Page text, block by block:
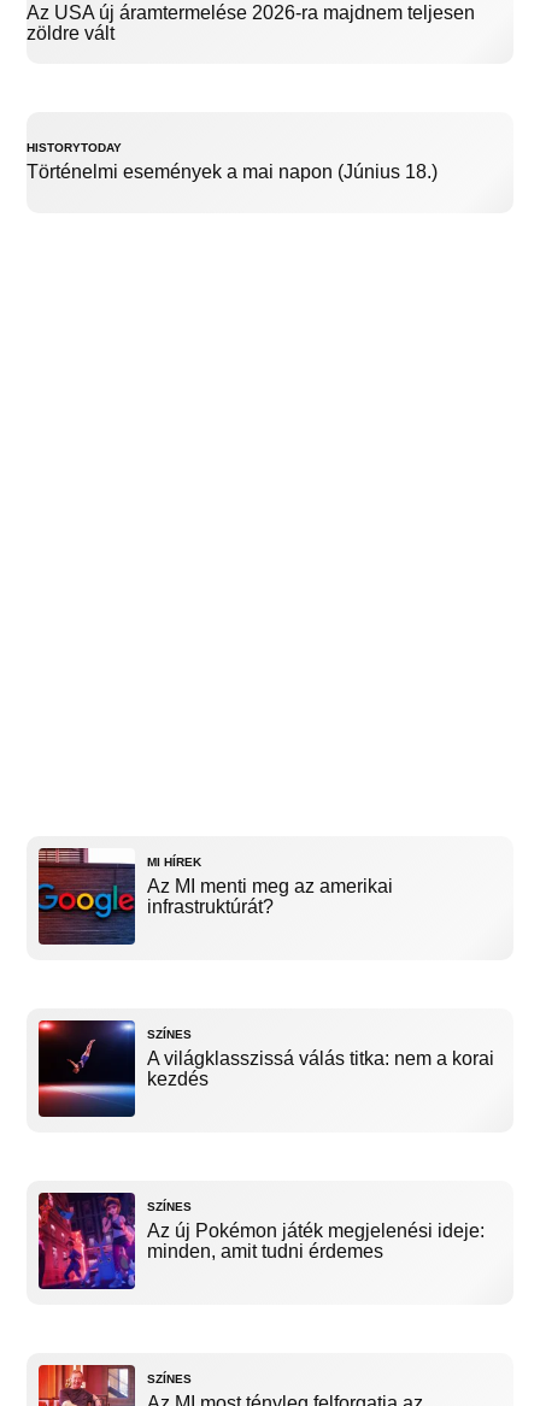
Az USA új áramtermelése 2026-ra majdnem teljesen
zöldre vált
HISTORYTODAY
Történelmi események a mai napon (Június 18.)
MI HÍREK
Az MI menti meg az amerikai
infrastruktúrát?
SZÍNES
A világklasszissá válás titka: nem a korai
kezdés
SZÍNES
Az új Pokémon játék megjelenési ideje:
minden, amit tudni érdemes
SZÍNES